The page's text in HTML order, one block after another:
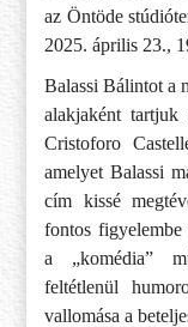
az Öntöde
2025. április 23.,
Balassi Bálintot a
alakjaként tartjuk
Cristoforo
amelyet Balassi
cím kissé
fontos figyelembe
a „komédia”
feltétlenül
vallomása a